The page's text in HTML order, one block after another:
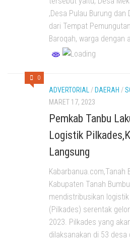
,Desa Pulau Burung dan
dari Tempat
Baroqah, warga dengan
0
ADVERTORIAL / DAERAH /
MARET 17, 2023
Pemkab Tanbu
Logistik
Langsung
Kabarbanua.com,Tanah
Kabupaten Tanah
mendistribusikan
(Pilkades) serentak
2023. Pilkades yang
dilaksanakan di 53